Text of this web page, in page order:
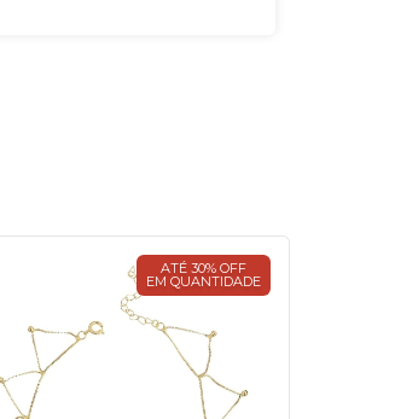
ATÉ 30% OFF
EM QUANTIDADE